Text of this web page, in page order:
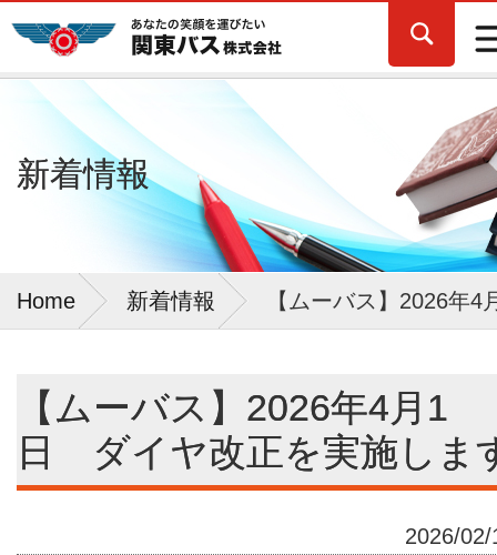
新着情報
Home 新着情報 【ムーバス】2026年
【ムーバス】2026年4月1
日 ダイヤ改正を実施しま
2026/02/